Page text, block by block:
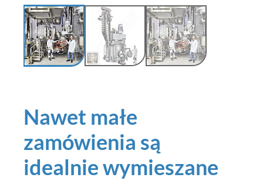
Nawet małe
zamówienia są
idealnie wymieszane